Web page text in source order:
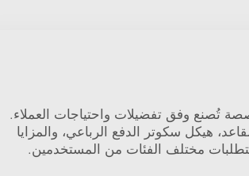
تُصنع وفق تفضيلات واحتياجات العملاء.
هيكل سكوتر الدفع الرباعي، والمزايا
متطلبات مختلف الفئات من المستخدمين.